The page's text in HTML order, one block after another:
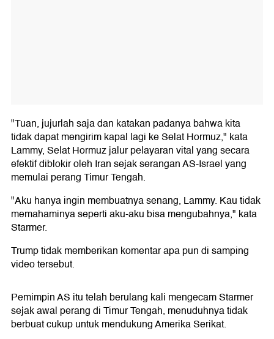
"Tuan, jujurlah saja dan katakan padanya bahwa kita
tidak dapat mengirim kapal lagi ke Selat Hormuz," kata
Lammy, Selat Hormuz jalur pelayaran vital yang secara
efektif diblokir oleh Iran sejak serangan AS-Israel yang
memulai perang Timur Tengah.
"Aku hanya ingin membuatnya senang, Lammy. Kau tidak
memahaminya seperti aku-aku bisa mengubahnya," kata
Starmer.
Trump tidak memberikan komentar apa pun di samping
video tersebut.
Pemimpin AS itu telah berulang kali mengecam Starmer
sejak awal perang di Timur Tengah, menuduhnya tidak
berbuat cukup untuk mendukung Amerika Serikat.